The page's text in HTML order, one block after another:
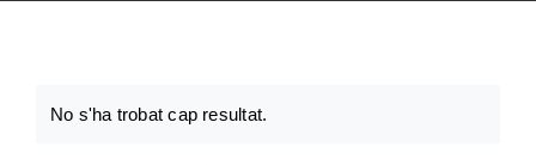
Notice
No s'ha trobat cap resultat.